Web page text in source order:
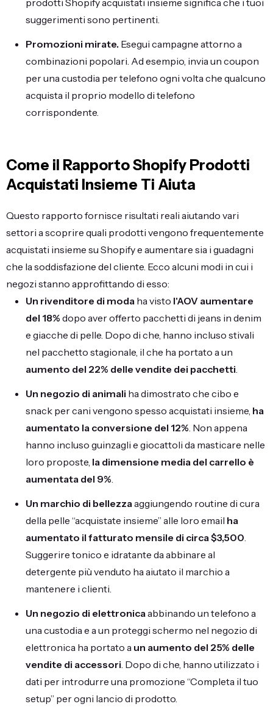
prodotti Shopify acquistati insieme significa che i tuoi
suggerimenti sono pertinenti.
Promozioni mirate. Esegui campagne attorno a
combinazioni popolari. Ad esempio, invia un coupon
per una custodia per telefono ogni volta che qualcuno
acquista il proprio modello di telefono
corrispondente.
Come il Rapporto Shopify Prodotti
Acquistati Insieme Ti Aiuta
Questo rapporto fornisce risultati reali aiutando vari
settori a scoprire quali prodotti vengono frequentemente
acquistati insieme su Shopify e aumentare sia i guadagni
che la soddisfazione del cliente. Ecco alcuni modi in cui i
negozi stanno approfittando di esso:
Un rivenditore di moda ha visto l'AOV aumentare
del 18% dopo aver offerto pacchetti di jeans in denim
e giacche di pelle. Dopo di che, hanno incluso stivali
nel pacchetto stagionale, il che ha portato a un
aumento del 22% delle vendite dei pacchetti.
Un negozio di animali ha dimostrato che cibo e
snack per cani vengono spesso acquistati insieme, ha
aumentato la conversione del 12%. Non appena
hanno incluso guinzagli e giocattoli da masticare nelle
loro proposte, la dimensione media del carrello è
aumentata del 9%.
Un marchio di bellezzaaggiungendo routine di cura
della pelle “acquistate insieme” alle loro email ha
aumentato il fatturato mensile di circa $3,500.
Suggerire tonico e idratante da abbinare al
detergente più venduto ha aiutato il marchio a
mantenere i clienti.
Un negozio di elettronicaabbinando un telefono a
una custodia e a un proteggi schermo nel negozio di
elettronica ha portato a un aumento del 25% delle
vendite di accessori. Dopo di che, hanno utilizzato i
dati per introdurre una promozione “Completa il tuo
setup” per ogni lancio di prodotto.